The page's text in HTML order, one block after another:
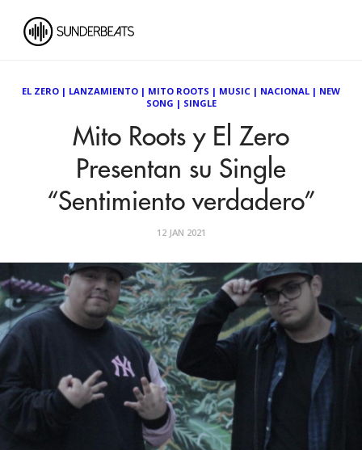
EL ZERO | LANZAMIENTO | MITO ROOTS | MUSIC | NACIONAL | NEW
SONG | SINGLE
Mito Roots y El Zero
Presentan su Single
“Sentimiento verdadero”
12 JAN 2021